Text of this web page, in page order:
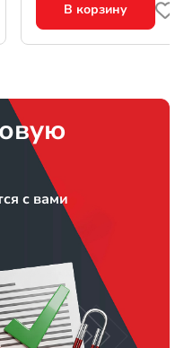
В корзину
с вами